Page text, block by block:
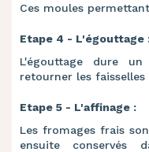
Ces moules
Etape 4 - L'égouttage
L'égouttage dure
retourner les
Etape 5 - L'affinage :
Les fromages frais
ensuite conservés